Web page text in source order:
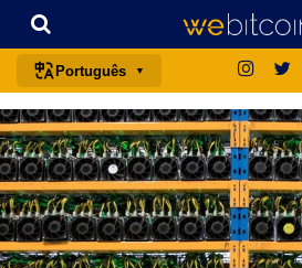
Português
português (BR)
english
español
français
italiano